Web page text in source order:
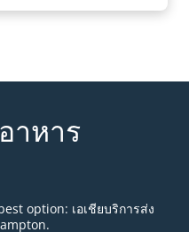
าหาร
option: เอเชียบริการส่ง